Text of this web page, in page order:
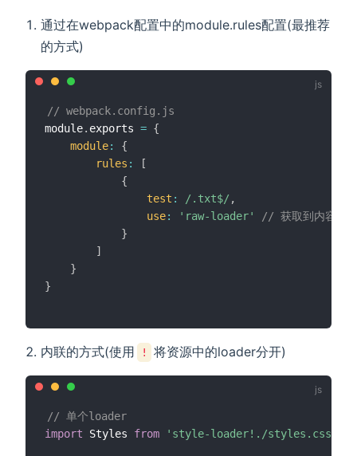
通过在webpack配置中的module.rules配置(最推荐
的方式)
// webpack.config.js
module. exports = {
module:
{
rules :
[
{
test : / .txt$/ ,
use: 'raw-loader'
// 获取到内容
}
]
}
}
内联的方式(使用 ! 将资源中的loader分开)
// 单个loader
import Styles from 'style-loader!./styles.css'